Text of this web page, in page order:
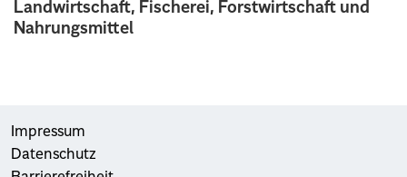
Landwirtschaft, Fischerei, Forstwirtschaft und
Nahrungsmittel
Impressum
Datenschutz